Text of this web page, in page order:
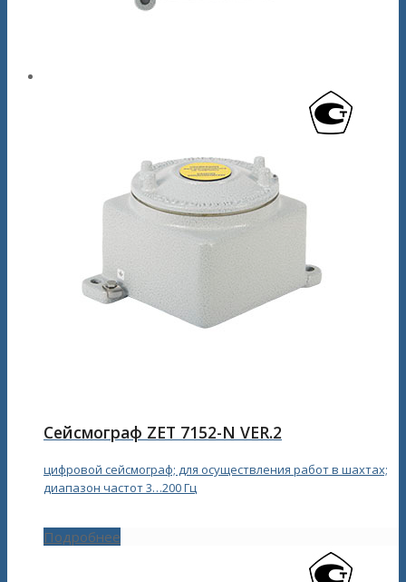
Сейсмограф ZET 7152-N VER.2
цифровой сейсмограф; для осуществления работ в шахтах;
диапазон частот 3…200 Гц
Подробнее